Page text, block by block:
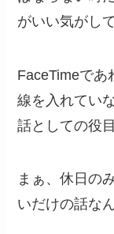
がいい気がし
FaceTimeであ
線を入れてい
話としての役
まぁ、休日の
いだけの話な